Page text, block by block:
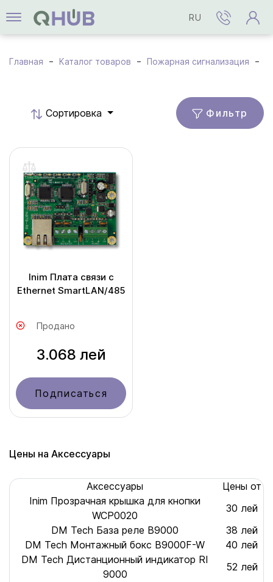
RU
Главная Каталог товаров Пожарная сигнализация
Cортировка Фильтр
Inim Плата связи с
Ethernet SmartLAN/485
Продано
3.068 лей
Подписаться
Цены на Аксессуары
Аксессуары
Цены от
Inim Прозрачная крышка для кнопки
WCP0020
30 лей
DM Tech База реле B9000
38 лей
DM Tech Монтажный бокс B9000F-W
40 лей
DM Tech Дистанционный индикатор RI
9000
52 лей